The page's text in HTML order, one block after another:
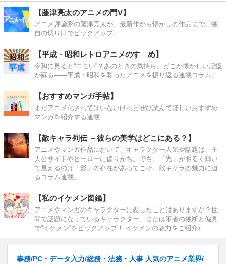
【藤津亮太のアニメの門V】
アニメ評論家の藤津亮太が、最新作から懐かしの作品まで、独
自の切り口でピックアップ。
【平成・昭和レトロアニメのすゝめ】
令和に見ると“エモい”？あのときの気持ち、どこか懐かしい記憶
が蘇る――平成・昭和を彩ったアニメを振り返る連載コラム。
【おすすめマンガ手帖】
まだアニメ化されてはいないけれどぜひ読んでほしいおすすめ
マンガを紹介する連載
【敵キャラ列伝 ～彼らの美学はどこにある？】
アニメやマンガ作品において、キャラクター人気や話題は、主
人公サイドやヒーローに偏りがち。でも、「光」が明るく輝い
て見えるのは「影」の存在があってこそ。敵キャラの魅力に迫
るコラム連載。
【私のイケメン図鑑】
アニメやマンガのキャラクターに恋したことはありますか？世
間で話題になっているキャラクター、または筆者の独断と偏見
で“イケメン”をピックアップ！ イケメンの魅力をご紹介♪
事務/PC・データ入力/総務・法務・人事 人気のアニメ業界/